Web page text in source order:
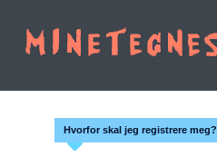
Hvorfor skal jeg registrere meg?